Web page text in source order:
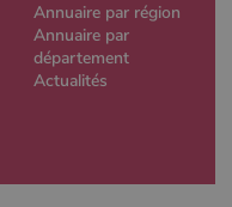
Annuaire par région
Annuaire par
département
Actualités